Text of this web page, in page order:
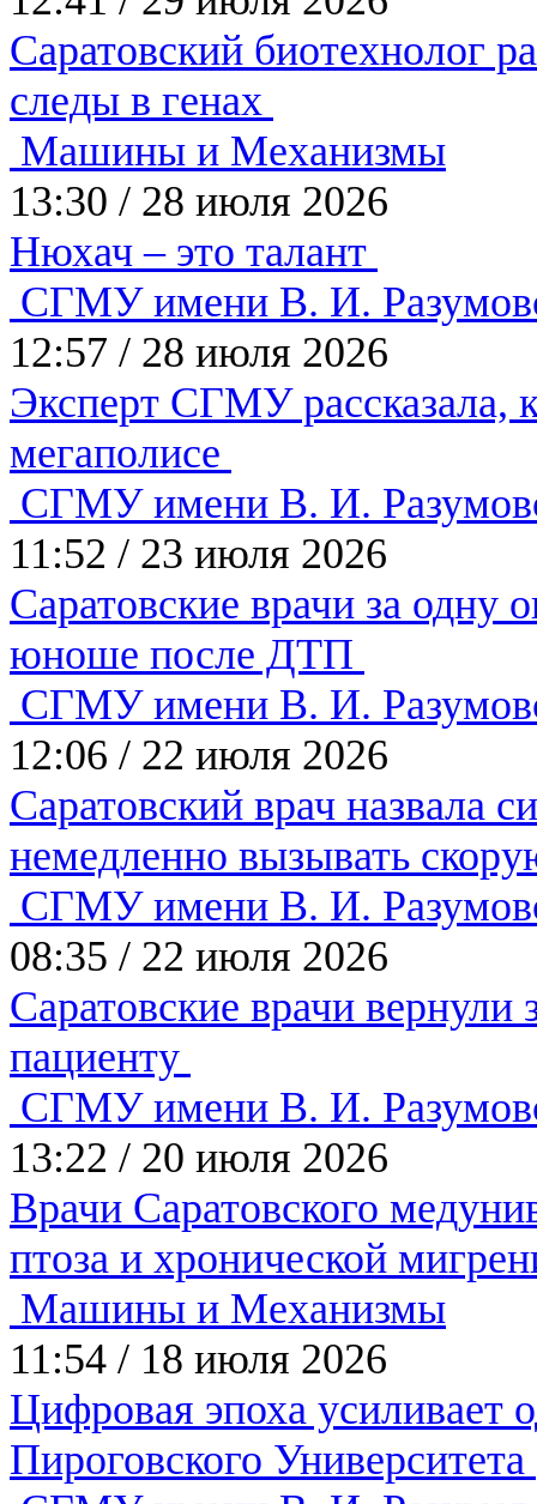
Саратовский биотехнолог
следы в генах
Машины и Механизмы
13:30 / 28 июля 2026
Нюхач – это талант
СГМУ имени В. И.
12:57 / 28 июля 2026
Эксперт СГМУ рассказала,
мегаполисе
СГМУ имени В. И.
11:52 / 23 июля 2026
Саратовские врачи за одну
юноше после ДТП
СГМУ имени В. И.
12:06 / 22 июля 2026
Саратовский врач назвала
немедленно вызывать
СГМУ имени В. И.
08:35 / 22 июля 2026
Саратовские врачи
пациенту
СГМУ имени В. И.
13:22 / 20 июля 2026
Врачи Саратовского
птоза и хронической
Машины и Механизмы
11:54 / 18 июля 2026
Цифровая эпоха усиливает
Пироговского Университета